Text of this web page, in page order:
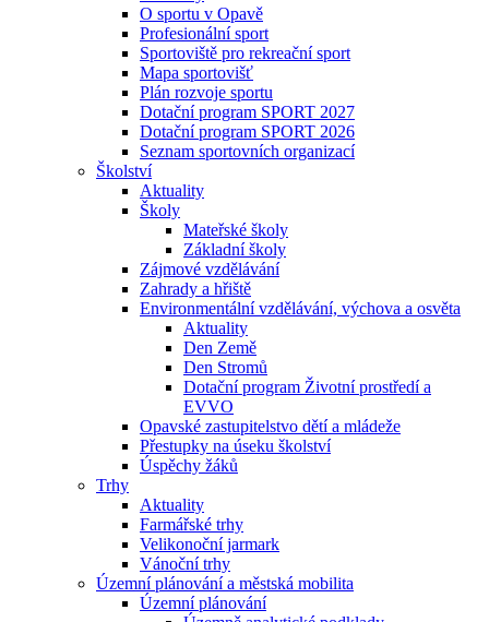
O sportu v Opavě
Profesionální sport
Sportoviště pro rekreační sport
Mapa sportovišť
Plán rozvoje sportu
Dotační program SPORT 2027
Dotační program SPORT 2026
Seznam sportovních organizací
Školství
Aktuality
Školy
Mateřské školy
Základní školy
Zájmové vzdělávání
Zahrady a hřiště
Environmentální vzdělávání, výchova a osvěta
Aktuality
Den Země
Den Stromů
Dotační program Životní prostředí a
EVVO
Opavské zastupitelstvo dětí a mládeže
Přestupky na úseku školství
Úspěchy žáků
Trhy
Aktuality
Farmářské trhy
Velikonoční jarmark
Vánoční trhy
Územní plánování a městská mobilita
Územní plánování